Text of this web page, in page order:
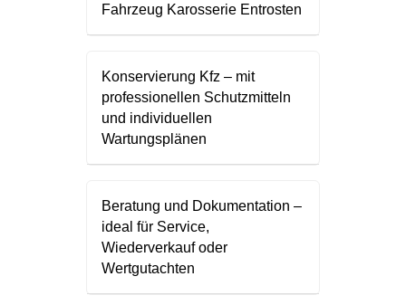
Fahrzeug Karosserie Entrosten
Konservierung Kfz – mit
professionellen Schutzmitteln
und individuellen
Wartungsplänen
Beratung und Dokumentation –
ideal für Service,
Wiederverkauf oder
Wertgutachten